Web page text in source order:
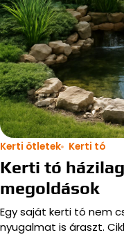
Kerti ötletek Kerti tó
Kerti tó
megoldások
Egy saját kerti tó nem
nyugalmat is áraszt.